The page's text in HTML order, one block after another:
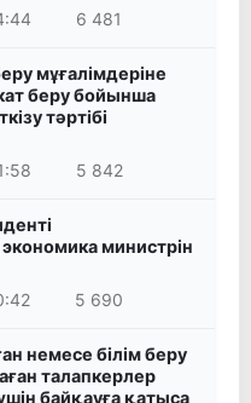
6 481
мұғалімдеріне
беру бойынша
тәртібі
5 842
министрін
5 690
немесе білім беру
талапкерлер
байқауға қатыса